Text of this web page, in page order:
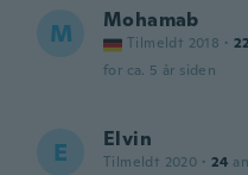
M Mohamab
Tilmeldt 2018 · 22
for ca. 5 år siden
E Elvin
Tilmeldt 2020 · 24